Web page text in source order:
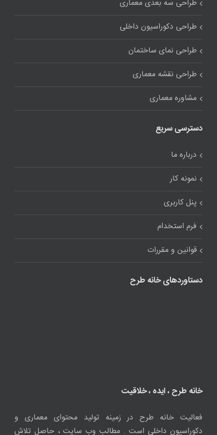
پنل کاربری
فرم استخدام
قوانین و مقررات
دستاوردهای خانه طرح
خانه طرح ، ایده ، خلاقیت
فعالیت خانه طرح در زمینه تولید محتوای معماری و
دکوراسیون داخلی است . مطالب وب سایت ، حاصل تلاش
های ملی و بین المللی در جهت رشد و توسعه علمی کشور
1405-1390© کپی برداری از مطالب وب سایت معماری خانه طرح فقط با
Telegram
Twitch
Instagram
WhatsApp
X